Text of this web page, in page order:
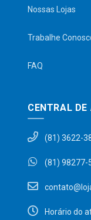
Nossas Lojas
Trabalhe
FAQ
CENTRAL
(81) 3622-
(81) 98277-
Horário do